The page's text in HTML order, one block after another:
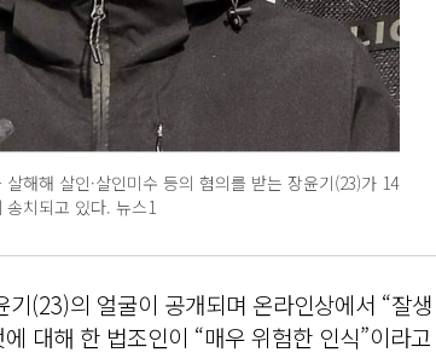
해해 살인·살인미수 등의 혐의를 받는 장윤기(23)가 14
송치되고 있다. 뉴스1
기(23)의 얼굴이 공개되며 온라인상에서 “잘생
대해 한 법조인이 “매우 위험한 인식”이라고